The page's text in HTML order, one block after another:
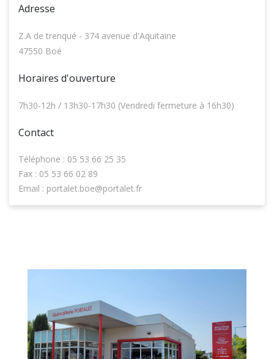
Adresse
Z.A de trenqué - 374 avenue d'Aquitaine
47550 Boé
Horaires d'ouverture
7h30-12h / 13h30-17h30 (Vendredi fermeture à 16h30)
Contact
Téléphone : 05 53 66 25 35
Fax : 05 53 66 02 89
Email : portalet.boe@portalet.fr